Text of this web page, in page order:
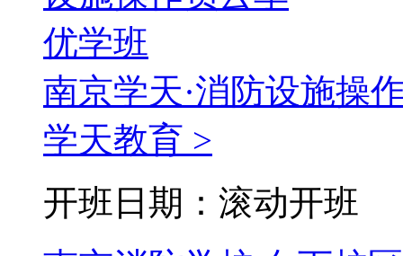
南京学天·消防设施操
学天教育 >
开班日期：滚动开班